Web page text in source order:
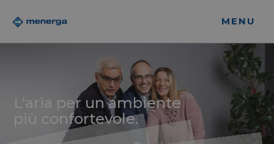
MENU
L‘aria per un ambiente
più confortevole.